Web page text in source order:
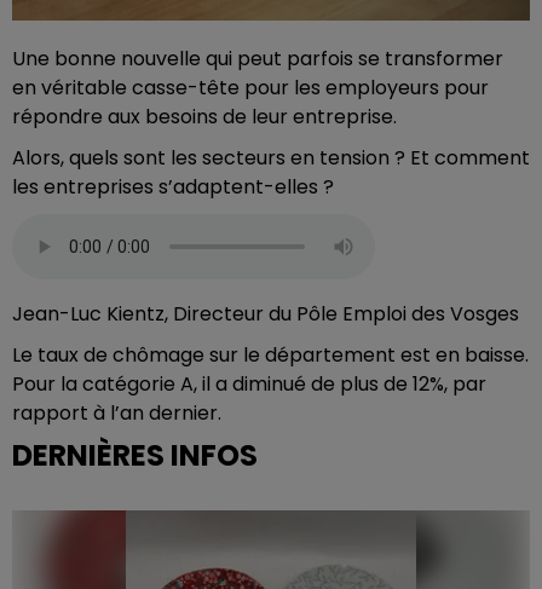
Une bonne nouvelle qui peut parfois se transformer
en véritable casse-tête pour les employeurs pour
répondre aux besoins de leur entreprise.
Alors, quels sont les secteurs en tension ? Et comment
les entreprises s’adaptent-elles ?
Jean-Luc Kientz, Directeur du Pôle Emploi des Vosges
Le taux de chômage sur le département est en baisse.
Pour la catégorie A, il a diminué de plus de 12%, par
rapport à l’an dernier.
DERNIÈRES INFOS